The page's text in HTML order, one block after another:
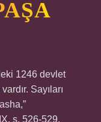
1246 devlet
Sayıları
s. 526-529.